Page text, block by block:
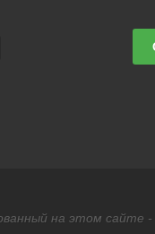
на этом сайте